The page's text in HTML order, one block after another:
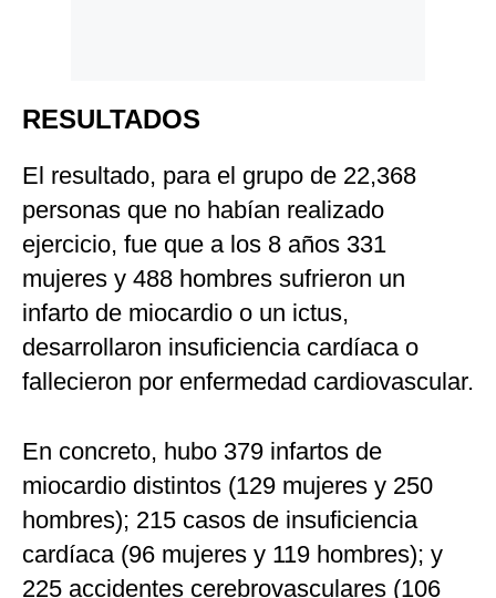
RESULTADOS
El resultado, para el grupo de 22,368
personas que no habían realizado
ejercicio, fue que a los 8 años 331
mujeres y 488 hombres sufrieron un
infarto de miocardio o un ictus,
desarrollaron insuficiencia cardíaca o
fallecieron por enfermedad cardiovascular.
En concreto, hubo 379 infartos de
miocardio distintos (129 mujeres y 250
hombres); 215 casos de insuficiencia
cardíaca (96 mujeres y 119 hombres); y
225 accidentes cerebrovasculares (106